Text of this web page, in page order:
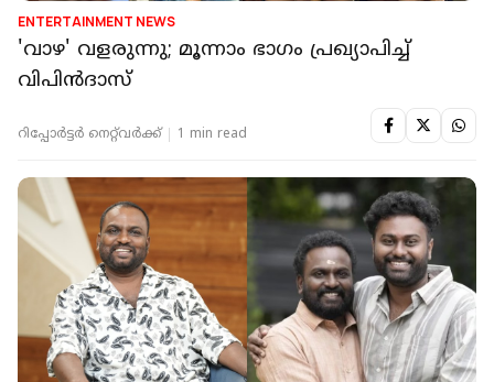
ENTERTAINMENT NEWS
'വാഴ' വളരുന്നു; മൂന്നാം ഭാഗം പ്രഖ്യാപിച്ച്
വിപിന്‍ദാസ്
റിപ്പോർട്ടർ നെറ്റ്‌വര്‍ക്ക്‌ 1 min read